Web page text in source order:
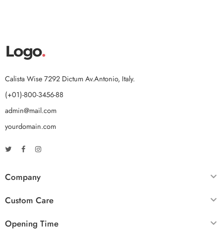
Calista Wise 7292 Dictum Av.Antonio, Italy.
(+01)-800-3456-88
admin@mail.com
yourdomain.com
Company
Custom Care
Opening Time